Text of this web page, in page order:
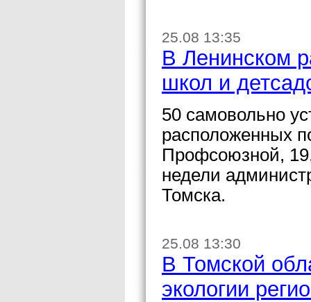
25.08 13:35
В Ленинском
школ и
50 самовольно
расположенных
Профсоюзной,
недели
Томска.
25.08 13:30
В Томской
экологии